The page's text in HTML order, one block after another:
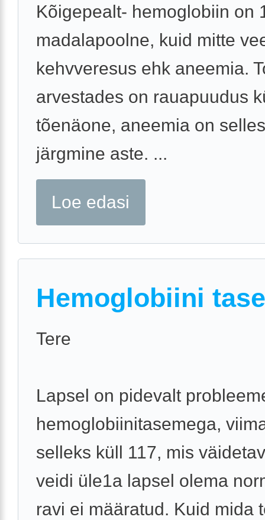
Kõigepealt- hemoglobiin on
madalapoolne, kuid mitte
kehvveresus ehk aneemia.
arvestades on rauapuudus
tõenäone, aneemia on
järgmine aste. ...
Loe edasi
Hemoglobiini tase
Tere
Lapsel on pidevalt
hemoglobiinitasemega,
selleks küll 117, mis
veidi üle1a lapsel olema
ravi ei määratud. Kuid mida